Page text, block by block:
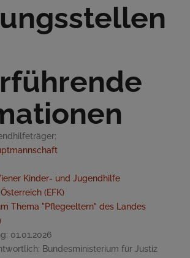
Kinder- und Jugendhilfe
(EFK)
Thema "Pflegeeltern" des Landes
01.01.2026
Bundesministerium für Justiz